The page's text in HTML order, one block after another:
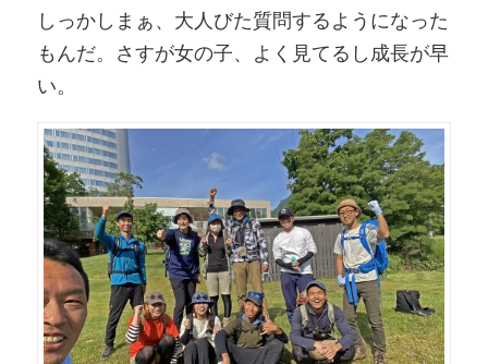
しっかしまぁ、大人びた質問するようになった
もんだ。さすが女の子、よく見てるし成長が早
い。